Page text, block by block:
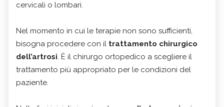
cervicali o lombari.
Nel momento in cui le terapie non sono sufficienti,
bisogna procedere con il trattamento chirurgico
dell’artrosi. È il chirurgo ortopedico a scegliere il
trattamento più appropriato per le condizioni del
paziente.